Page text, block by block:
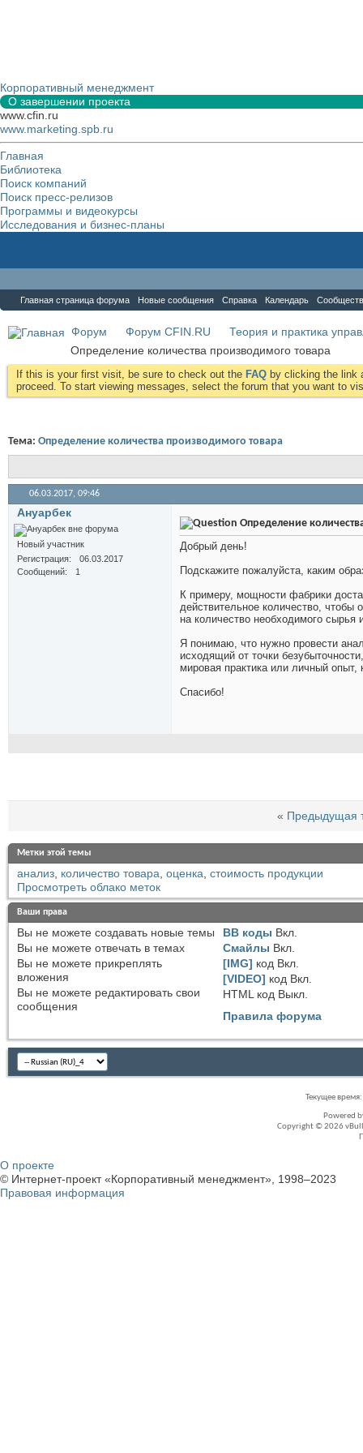
Корпоративный менеджмент
О завершении проекта
www.cfin.ru
www.marketing.spb.ru
Главная
Библиотека
Поиск компаний
Поиск пресс-релизов
Программы и видеокурсы
Исследования и бизнес-планы
Главная страница форума Новые сообщения Справка Календарь
Форум Форум CFIN.RU
Теория и практика
Определение количества производимого товара
If this is your first visit, be sure to check out the FAQ by clicking the link
proceed. To start viewing messages, select the forum that you want to
Тема: Определение количества производимого товара
06.03.2017, 09:46
Ануарбек
Новый участник
Регистрация
06.03.2017
Сообщений
1
Определение
Добрый день!
Подскажите пожалуйста, каким
К примеру, мощности фабрики
действительное количество, чтобы
на количество необходимого сырья
Я понимаю, что нужно провести
исходящий от точки
мировая практика или личный
Спасибо!
« Предыдущая
Метки этой темы
анализ, количество товара, оценка, стоимость продукции
Просмотреть облако меток
Ваши права
Вы не можете создавать новые темы
Вы не можете отвечать в темах
Вы не можете прикреплять
вложения
Вы не можете редактировать свои
сообщения
BB коды Вкл.
Смайлы Вкл.
[IMG] код Вкл.
[VIDEO] код Вкл.
HTML код Выкл.
Правила форума
Текущее время:
Powered
Copyright © 2026
О проекте
© Интернет-проект «Корпоративный менеджмент», 1998–2023
Правовая информация